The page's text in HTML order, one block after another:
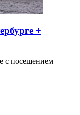
+
с посещением